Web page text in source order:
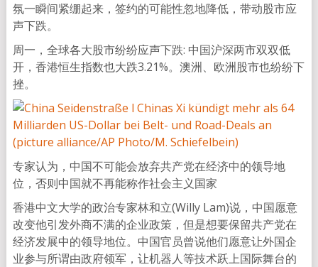
氛一瞬间紧绷起来，签约的可能性忽地降低，带动股市应
声下跌。
周一，全球各大股市纷纷应声下跌: 中国沪深两市双双低
开，香港恒生指数也大跌3.21%。澳洲、欧洲股市也纷纷下
挫。
专家认为，中国不可能会放弃共产党在经济中的领导地
位，否则中国就不再能称作社会主义国家
香港中文大学的政治专家林和立(Willy Lam)说，中国愿意
改变他引发外商不满的企业政策，但是想要保留共产党在
经济发展中的领导地位。中国官员曾说他们愿意让外国企
业参与所谓由政府领军，让机器人等技术跃上国际舞台的